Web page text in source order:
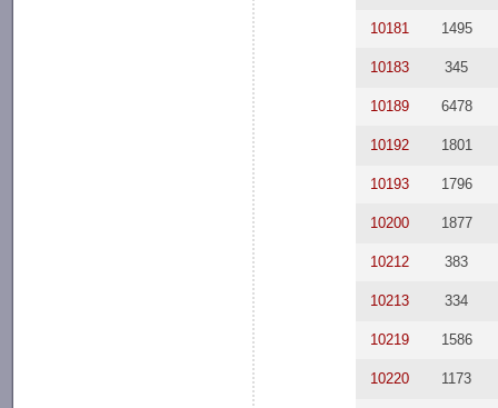
10181 1495
10183 345
10189 6478
10192 1801
10193 1796
10200 1877
10212 383
10213 334
10219 1586
10220 1173